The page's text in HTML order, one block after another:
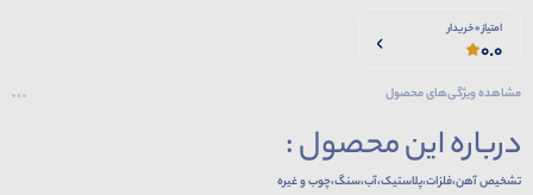
امتیاز 0 خریدار
0.0
مشاهده ویژگی‌های محصول
درباره این محصول :
تشخیص آهن،فلزات،پلاستیک،آب،سنگ،چوب و غیره